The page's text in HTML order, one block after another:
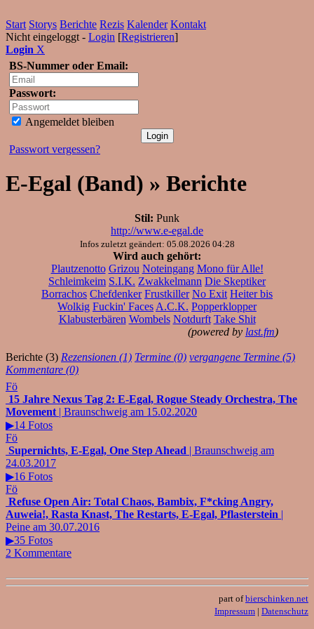
Start Storys Berichte Rezis Kalender Kontakt
Nicht eingeloggt - Login [Registrieren]
Login X
BS-Nummer oder Email:
Passwort:
Angemeldet bleiben
Passwort vergessen?
E-Egal (Band) » Berichte
Stil: Punk
http://www.e-egal.de
Infos zuletzt geändert: 05.08.2026 04:28
Wird auch gehört:
Plautzenotto Grizou Noteingang Mono für Alle!
Schleimkeim S.I.K. Zwakkelmann Die Skeptiker
Borrachos Chefdenker Frustkiller No Exit Heiter bis
Wolkig Fuckin' Faces A.C.K. Popperklopper
Klabusterbären Wombels Notdurft Take Shit
(powered by last.fm)
Berichte (3) Rezensionen (1) Termine (0) vergangene Termine (5)
Kommentare (0)
Fö
15 Jahre Nexus Tag 2: E-Egal, Rogue Steady Orchestra, The
Movement | Braunschweig am 15.02.2020
▶14 Fotos
Fö
Supernichts, E-Egal, One Step Ahead | Braunschweig am
24.03.2017
▶16 Fotos
Fö
Refuse Open Air: Total Chaos, Bambix, F*cking Angry,
Auweia!, Rasta Knast, The Restarts, E-Egal, Pflasterstein |
Peine am 30.07.2016
▶35 Fotos
2 Kommentare
part ofbierschinken.net
Impressum | Datenschutz